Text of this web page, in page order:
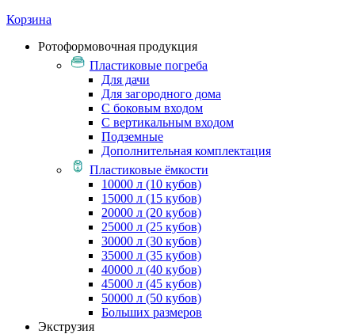
Корзина
Ротоформовочная продукция
Пластиковые погреба
Для дачи
Для загородного дома
С боковым входом
С вертикальным входом
Подземные
Дополнительная комплектация
Пластиковые ёмкости
10000 л (10 кубов)
15000 л (15 кубов)
20000 л (20 кубов)
25000 л (25 кубов)
30000 л (30 кубов)
35000 л (35 кубов)
40000 л (40 кубов)
45000 л (45 кубов)
50000 л (50 кубов)
Больших размеров
Экструзия